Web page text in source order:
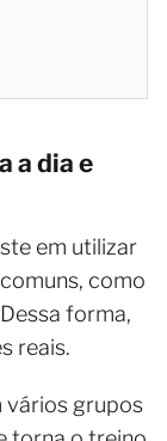
a dia e
em utilizar
como
forma,
reais.
vários grupos